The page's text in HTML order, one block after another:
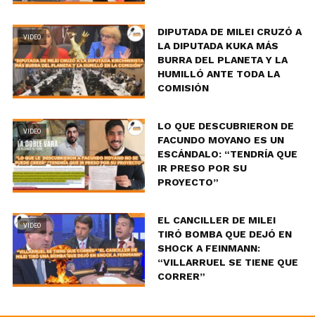
VIDEO
DIPUTADA DE MILEI CRUZÓ A
LA DIPUTADA KUKA MÁS
BURRA DEL PLANETA Y LA
HUMILLÓ ANTE TODA LA
COMISIÓN
VIDEO
LO QUE DESCUBRIERON DE
FACUNDO MOYANO ES UN
ESCÁNDALO: “TENDRÍA QUE
IR PRESO POR SU
PROYECTO”
VIDEO
EL CANCILLER DE MILEI
TIRÓ BOMBA QUE DEJÓ EN
SHOCK A FEINMANN:
“VILLARRUEL SE TIENE QUE
CORRER”